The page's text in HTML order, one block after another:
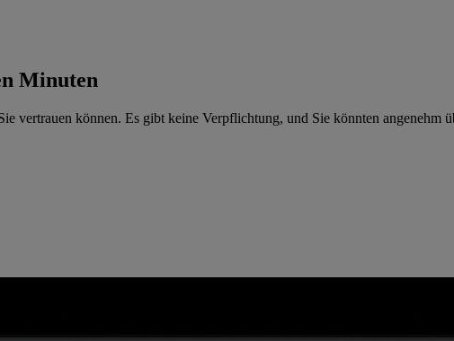
Minuten
vertrauen können. Es gibt keine Verpflichtung, und Sie könnten angenehm